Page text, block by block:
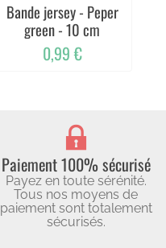
Bande jersey - Peper
green - 10 cm
0,99 €
Paiement 100% sécurisé
Payez en toute sérénité.
Tous nos moyens de
paiement sont totalement
sécurisés.